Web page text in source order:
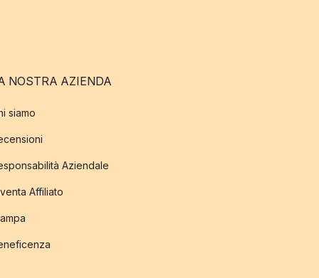
NOSTRA AZIENDA
siamo
Aziendale
Affiliato